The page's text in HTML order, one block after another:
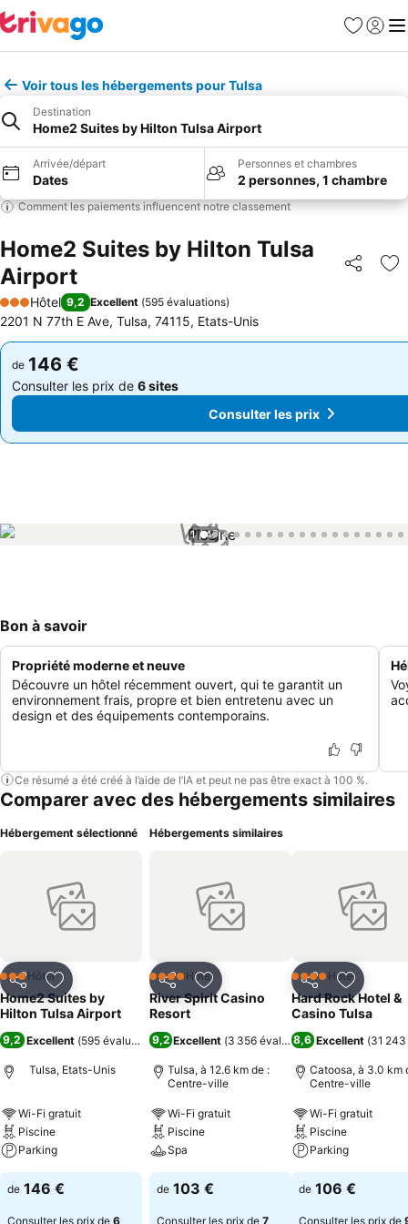
Favoris
Se
Voir tous les hébergements pour Tulsa
Destination
Home2 Suites by Hilton Tulsa Airport
Arrivée/départ
Dates
Personnes et chambres
2 personnes, 1 chambre
Comment les paiements influencent notre classement
Home2 Suites by Hilton Tulsa
Airport
Partager
3 Étoiles
Hôtel 9,2 Excellent (595 évaluations)
2201 N 77th E Ave, Tulsa, 74115, Etats-Unis
de 146 €
Consulter les prix de 6 sites
Consulter les prix
de 146 €
Consulter les prix de 6 sites
Consulter les prix
1 / 47
Bon à savoir
Propriété moderne et neuve
Découvre un hôtel récemment ouvert, qui te garantit un
environnement frais, propre et bien entretenu avec un
design et des équipements contemporains.
Ce résumé a été créé à l’aide de l’IA et peut ne pas être exact à 100 %.
Comparer avec des hébergements similaires
Hébergement sélectionné
PartagerAjouter à mes favoris
3 ÉtoilesHôtel
Home2 Suites by
Hilton Tulsa Airport
9,2 Excellent (595 évaluations)
Tulsa, Etats-Unis
Wi-Fi gratuit
Piscine
Parking
de 146 €
Consulter les prix de 6
Hébergements similaires
PartagerAjouter à mes favoris
4 ÉtoilesHôtel
River Spirit Casino
Resort
9,2 Excellent (3 356 évaluations)
Tulsa, à 12.6 km de :
Centre-ville
Wi-Fi gratuit
Piscine
Spa
de 103 €
Consulter les prix de 7
PartagerAjouter
4 ÉtoilesHôtel
Hard Rock Hotel &
Casino Tulsa
8,6 Excellent (31
Catoosa, à 3.0 km
Centre-ville
Wi-Fi gratuit
Piscine
Parking
de 106 €
Consulter les prix de